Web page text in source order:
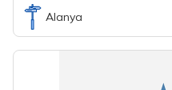
Alanya